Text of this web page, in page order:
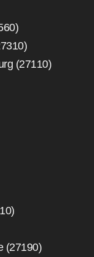
(27110)
(27190)